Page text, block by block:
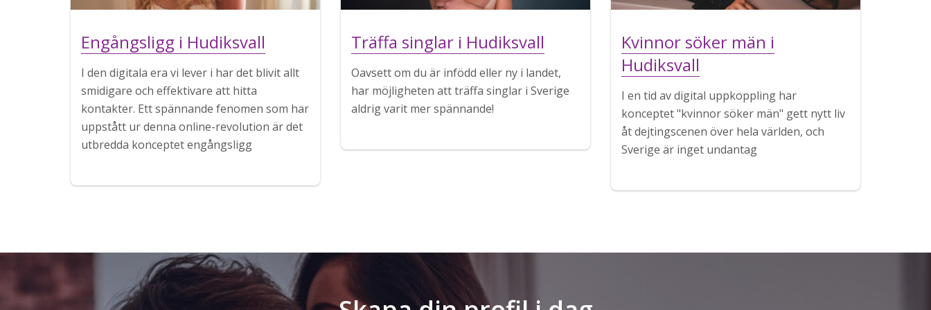
Engångsligg i Hudiksvall
I den digitala era vi lever i har det blivit allt
smidigare och effektivare att hitta
kontakter. Ett spännande fenomen som har
uppstått ur denna online-revolution är det
utbredda konceptet engångsligg
Träffa singlar i Hudiksvall
Oavsett om du är infödd eller ny i landet,
har möjligheten att träffa singlar i Sverige
aldrig varit mer spännande!
Kvinnor söker män i
Hudiksvall
I en tid av digital uppkoppling har
konceptet "kvinnor söker män" gett nytt liv
åt dejtingscenen över hela världen, och
Sverige är inget undantag